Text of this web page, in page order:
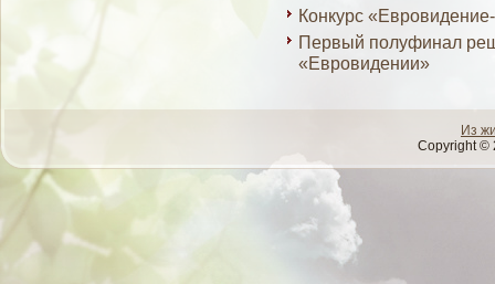
Конкурс
Первый полуфинал
«Евровидении»
Из
Copyright ©